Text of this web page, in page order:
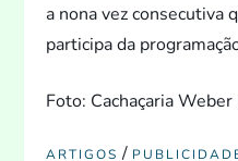
a nona vez consecutiva
participa da
Foto: Cachaçaria
ARTIGOS /